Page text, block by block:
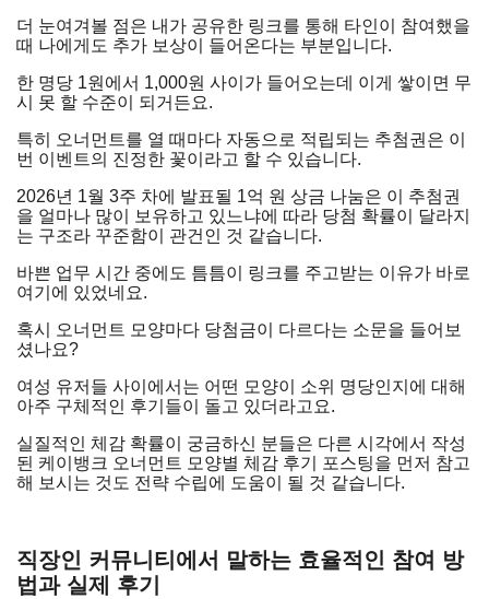
더 눈여겨볼 점은 내가 공유한 링크를 통해 타인이 참여했을
때 나에게도 추가 보상이 들어온다는 부분입니다.
한 명당 1원에서 1,000원 사이가 들어오는데 이게 쌓이면 무
시 못 할 수준이 되거든요.
특히 오너먼트를 열 때마다 자동으로 적립되는 추첨권은 이
번 이벤트의 진정한 꽃이라고 할 수 있습니다.
2026년 1월 3주 차에 발표될 1억 원 상금 나눔은 이 추첨권
을 얼마나 많이 보유하고 있느냐에 따라 당첨 확률이 달라지
는 구조라 꾸준함이 관건인 것 같습니다.
바쁜 업무 시간 중에도 틈틈이 링크를 주고받는 이유가 바로
여기에 있었네요.
혹시 오너먼트 모양마다 당첨금이 다르다는 소문을 들어보
셨나요?
여성 유저들 사이에서는 어떤 모양이 소위 명당인지에 대해
아주 구체적인 후기들이 돌고 있더라고요.
실질적인 체감 확률이 궁금하신 분들은 다른 시각에서 작성
된 케이뱅크 오너먼트 모양별 체감 후기 포스팅을 먼저 참고
해 보시는 것도 전략 수립에 도움이 될 것 같습니다.
직장인 커뮤니티에서 말하는 효율적인 참여 방
법과 실제 후기